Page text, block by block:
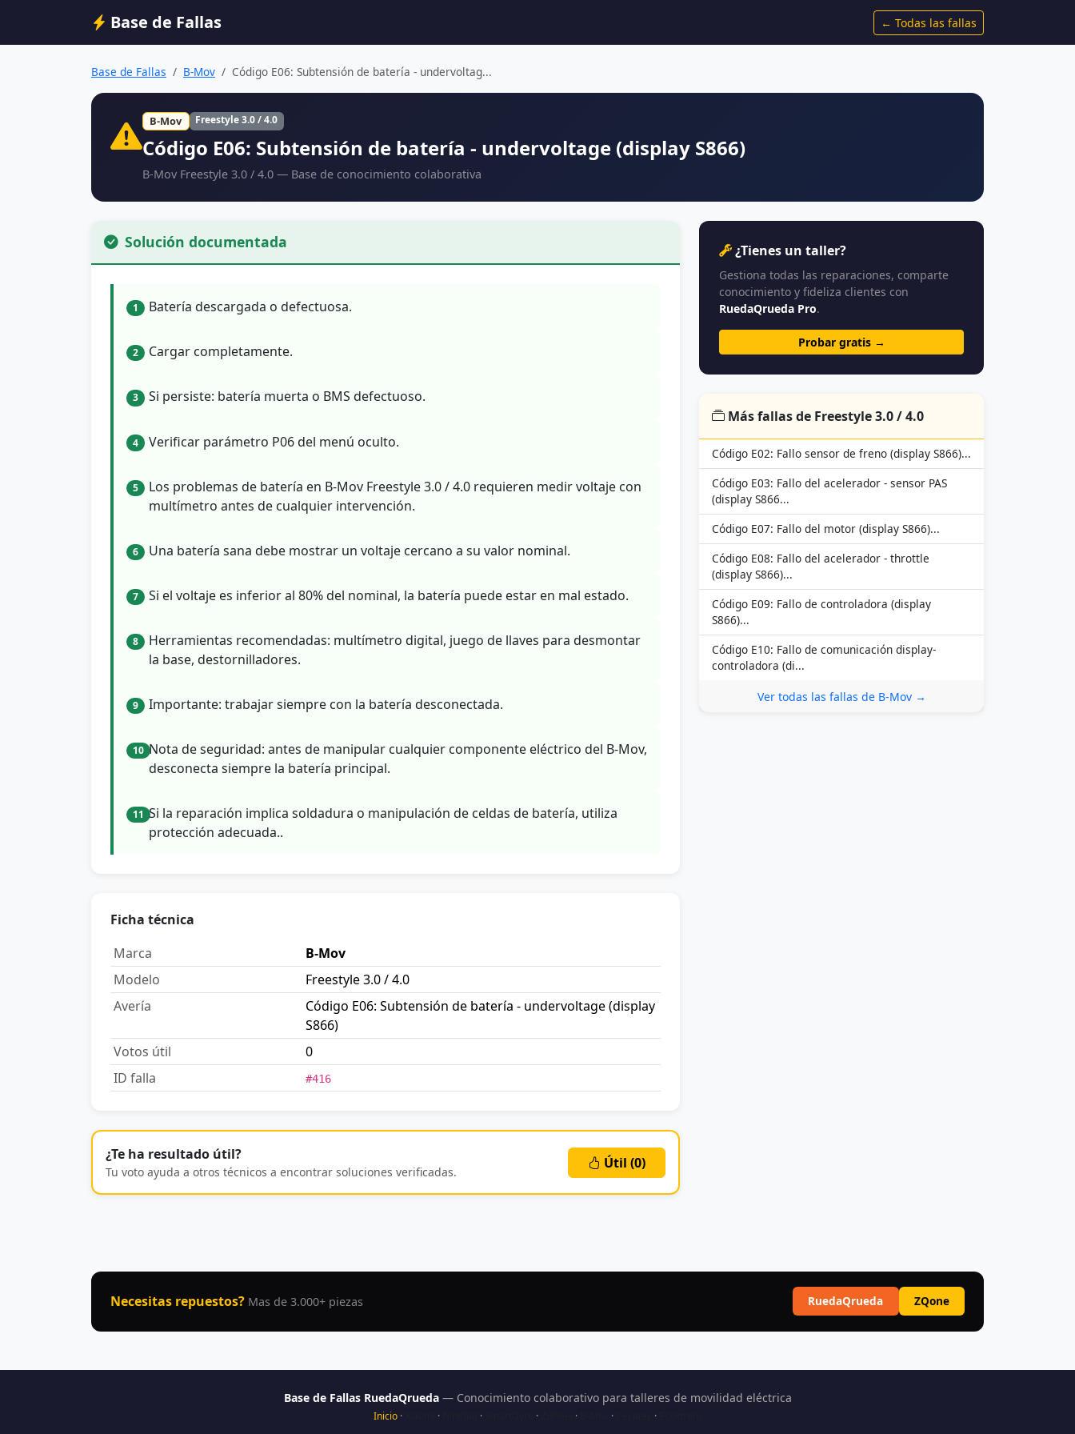
Base de Fallas ← Todas las fallas
Base de Fallas B-Mov Código E06: Subtensión de batería - undervoltag...
B-Mov Freestyle 3.0 / 4.0
Código E06: Subtensión de batería - undervoltage (display S866)
B-Mov Freestyle 3.0 / 4.0 — Base de conocimiento colaborativa
Solución documentada
1 Batería descargada o defectuosa.
2 Cargar completamente.
3 Si persiste: batería muerta o BMS defectuoso.
4 Verificar parámetro P06 del menú oculto.
5
Los problemas de batería en B-Mov Freestyle 3.0 / 4.0 requieren medir voltaje con
multímetro antes de cualquier intervención.
6 Una batería sana debe mostrar un voltaje cercano a su valor nominal.
7 Si el voltaje es inferior al 80% del nominal, la batería puede estar en mal estado.
8
Herramientas recomendadas: multímetro digital, juego de llaves para desmontar
la base, destornilladores.
9 Importante: trabajar siempre con la batería desconectada.
10 Nota de seguridad: antes de manipular cualquier componente eléctrico del B-Mov,
desconecta siempre la batería principal.
11 Si la reparación implica soldadura o manipulación de celdas de batería, utiliza
protección adecuada..
Ficha técnica
Marca
B-Mov
Modelo
Freestyle 3.0 / 4.0
Avería
Código E06: Subtensión de batería - undervoltage (display
S866)
Votos útil
0
ID falla
#416
¿Te ha resultado útil?
Tu voto ayuda a otros técnicos a encontrar soluciones verificadas.
Útil (0)
¿Tienes un taller?
Gestiona todas las reparaciones, comparte
conocimiento y fideliza clientes con
RuedaQrueda Pro.
Probar gratis →
Más fallas de Freestyle 3.0 / 4.0
Código E02: Fallo sensor de freno (display S866)...
Código E03: Fallo del acelerador - sensor PAS
(display S866...
Código E07: Fallo del motor (display S866)...
Código E08: Fallo del acelerador - throttle
(display S866)...
Código E09: Fallo de controladora (display
S866)...
Código E10: Fallo de comunicación display-
controladora (di...
Ver todas las fallas de B-Mov →
Necesitas repuestos? Mas de 3.000+ piezas RuedaQrueda ZQone
Base de Fallas RuedaQrueda— Conocimiento colaborativo para talleres de movilidad eléctrica
Inicio · · · · · · ·